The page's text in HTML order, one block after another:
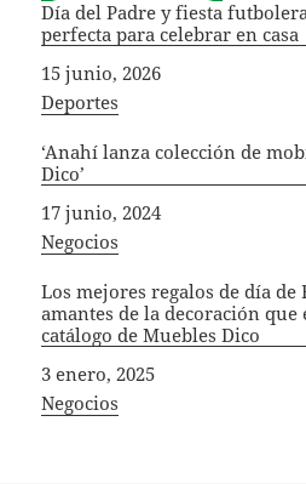
Día del Padre y fiesta
perfecta para celebrar en casa
Fecha
15 junio, 2026
In relation to
Deportes
‘Anahí lanza colección de
Dico’
Fecha
17 junio, 2024
In relation to
Negocios
Los mejores regalos de día de
amantes de la decoración que
catálogo de Muebles Dico
Fecha
3 enero, 2025
In relation to
Negocios